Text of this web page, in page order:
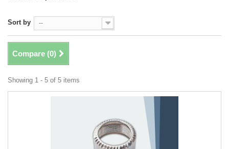
Sort by --
Compare (0)
Showing 1 - 5 of 5 items